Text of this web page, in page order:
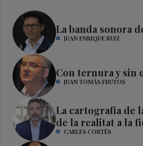
La banda sonora
JUAN ENRIQUE RUIZ
Con ternura y sin
JUAN TOMÁS FRUTOS
La cartografia de
de la realitat a la
CARLES CORTÉS